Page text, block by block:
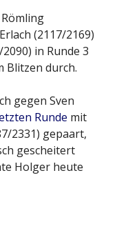
(2117/2169)
in Runde 3
Blitzen durch.
gegen Sven
Runde mit
2331) gepaart,
gescheitert
Holger heute